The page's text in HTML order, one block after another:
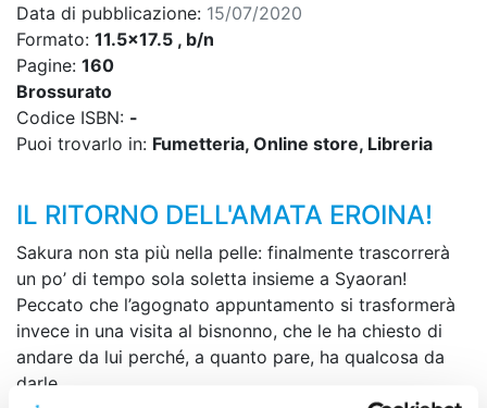
Data di pubblicazione: 15/07/2020
Formato: 11.5x17.5 , b/n
Pagine: 160
Brossurato
Codice ISBN: -
Puoi trovarlo in: Fumetteria, Online store, Libreria
IL RITORNO DELL'AMATA EROINA!
Sakura non sta più nella pelle: finalmente trascorrerà
un po’ di tempo sola soletta insieme a Syaoran!
Peccato che l’agognato appuntamento si trasformerà
invece in una visita al bisnonno, che le ha chiesto di
andare da lui perché, a quanto pare, ha qualcosa da
darle...